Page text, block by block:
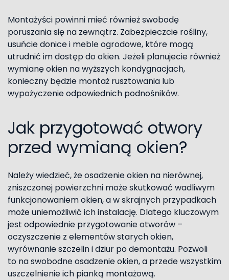
Montażyści powinni mieć również swobodę
poruszania się na zewnątrz. Zabezpieczcie rośliny,
usuńcie donice i meble ogrodowe, które mogą
utrudnić im dostęp do okien. Jeżeli planujecie również
wymianę okien na wyższych kondygnacjach,
konieczny będzie montaż rusztowania lub
wypożyczenie odpowiednich podnośników.
Jak przygotować otwory
przed wymianą okien?
Należy wiedzieć, że osadzenie okien na nierównej,
zniszczonej powierzchni może skutkować wadliwym
funkcjonowaniem okien, a w skrajnych przypadkach
może uniemożliwić ich instalację. Dlatego kluczowym
jest odpowiednie przygotowanie otworów –
oczyszczenie z elementów starych okien,
wyrównanie szczelin i dziur po demontażu. Pozwoli
to na swobodne osadzenie okien, a przede wszystkim
uszczelnienie ich pianką montażową.